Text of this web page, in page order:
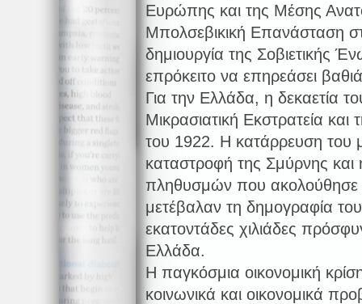
Ευρώπης και της Μέσης
Μπολσεβικική Επανάσταση
δημιουργία της Σοβιετικής
επρόκειτο να επηρεάσει βαθιά
Για την Ελλάδα, η δεκαετία
Μικρασιατική Εκστρατεία
του 1922. Η κατάρρευση του
καταστροφή της Σμύρνης
πληθυσμών που ακολούθησε
μετέβαλαν τη δημογραφία
εκατοντάδες χιλιάδες
Ελλάδα.
Η παγκόσμια οικονομική
κοινωνικά και οικονομικά